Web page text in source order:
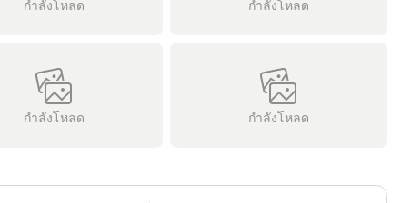
กำลังโหลด กำลังโหลด
กำลังโหลด กำลังโหลด